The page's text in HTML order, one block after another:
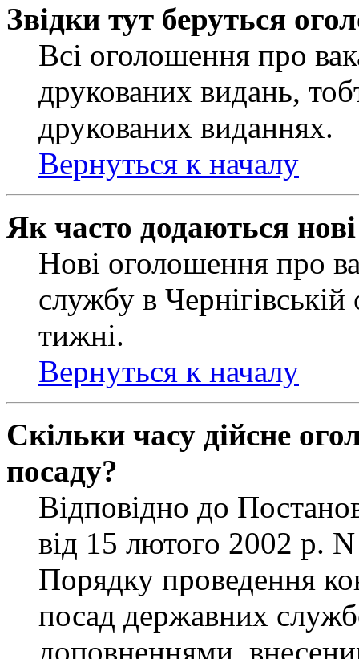
Звідки тут беруться
Всі оголошення про
друкованих видань,
друкованих виданнях.
Вернуться к началу
Як часто додаються
Нові оголошення про
службу в
тижні.
Вернуться к началу
Скільки часу дійсне
посаду?
Відповідно до
від 15 лютого 2002 р.
Порядку проведення
посад державних
доповненнями,